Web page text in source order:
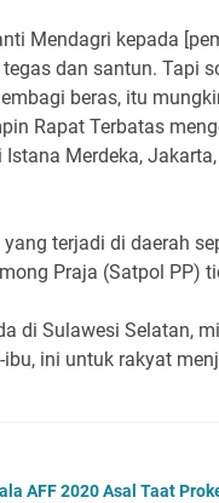
Mendagri kepada
dan santun. Tapi
beras, itu
Rapat Terbatas
Merdeka,
terjadi di daerah
Praja (Satpol PP)
di Sulawesi Selatan,
ini untuk rakyat
AFF 2020 Asal Taat